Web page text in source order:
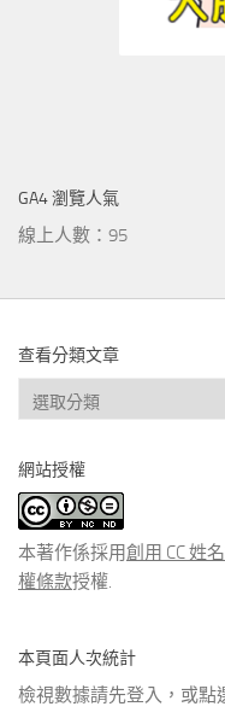
GA4 瀏覽人氣
線上人數：95
查看分類文章
查
看
類
文
章
網站授權
本著作係採用創用 CC 姓
權條款授權.
本頁面人次統計
檢視數據請先登入，或點